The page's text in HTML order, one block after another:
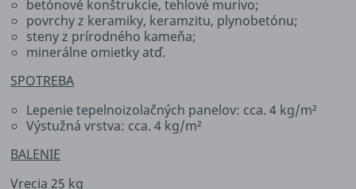
betónové konštrukcie, tehlové murivo;
povrchy z keramiky, keramzitu, plynobetónu;
steny z prírodného kameňa;
minerálne omietky atď.
SPOTREBA
Lepenie tepelnoizolačných panelov: cca. 4 kg/m²
Výstužná vrstva: cca. 4 kg/m²
BALENIE
Vrecia 25 kg